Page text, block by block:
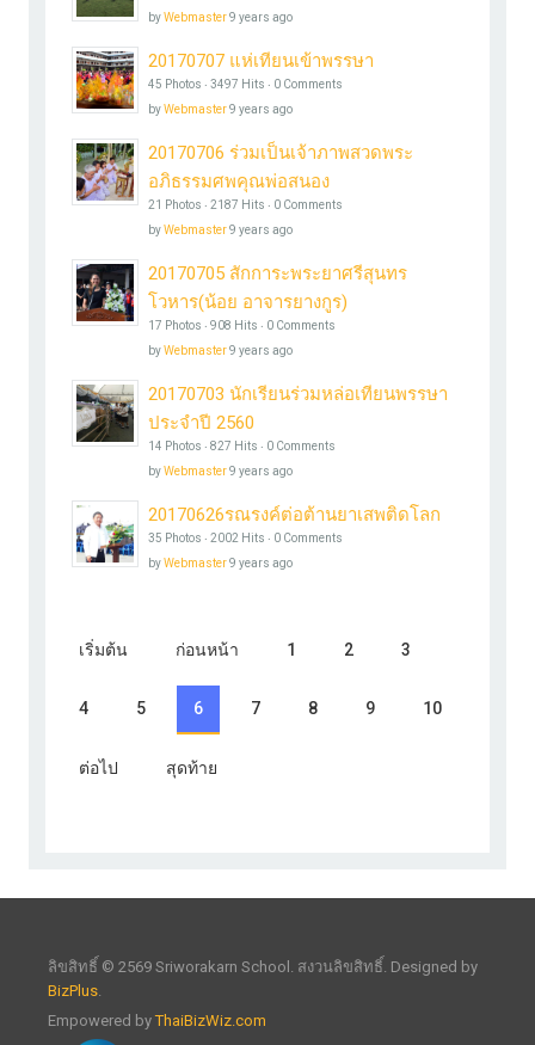
byWebmaster9 years ago
20170707 แห่เทียนเข้าพรรษา
45 Photos ‧ 3497 Hits ‧ 0 Comments
byWebmaster9 years ago
20170706 ร่วมเป็นเจ้าภาพสวดพระ
อภิธรรมศพคุณพ่อสนอง
21 Photos ‧ 2187 Hits ‧ 0 Comments
byWebmaster9 years ago
20170705 สักการะพระยาศรีสุนทร
โวหาร(น้อย อาจารยางกูร)
17 Photos ‧ 908 Hits ‧ 0 Comments
byWebmaster9 years ago
20170703 นักเรียนร่วมหล่อเทียนพรรษา
ประจำปี 2560
14 Photos ‧ 827 Hits ‧ 0 Comments
byWebmaster9 years ago
20170626รณรงค์ต่อต้านยาเสพติดโลก
35 Photos ‧ 2002 Hits ‧ 0 Comments
byWebmaster9 years ago
เริ่มต้น ก่อนหน้า 1 2 3
4 5 6 7 8 9 10
ต่อไป สุดท้าย
ลิขสิทธิ์ © 2569 Sriworakarn School. สงวนลิขสิทธิ์. Designed by
BizPlus.
Empowered byThaiBizWiz.com